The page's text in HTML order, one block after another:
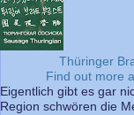
Thüringer
Find out more
Eigentlich gibt es gar
Region schwören die